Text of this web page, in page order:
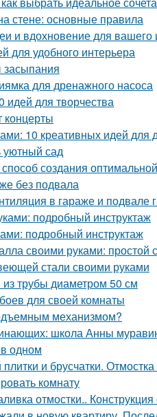
стене: основные правила
и вдохновение для вашего
для удобного интерьера
для дренажного насоса
идей для творчества
концерты
10 креативных идей для
уютный сад
создания
без подвала
в гараже и подвале
подробный инструктаж
подробный инструктаж
своими руками:
стали своими руками
из трубы диаметром 50 см
для своей комнаты
механизмом?
школа Анны
одном
и брусчатки.
комнату
отмостки..